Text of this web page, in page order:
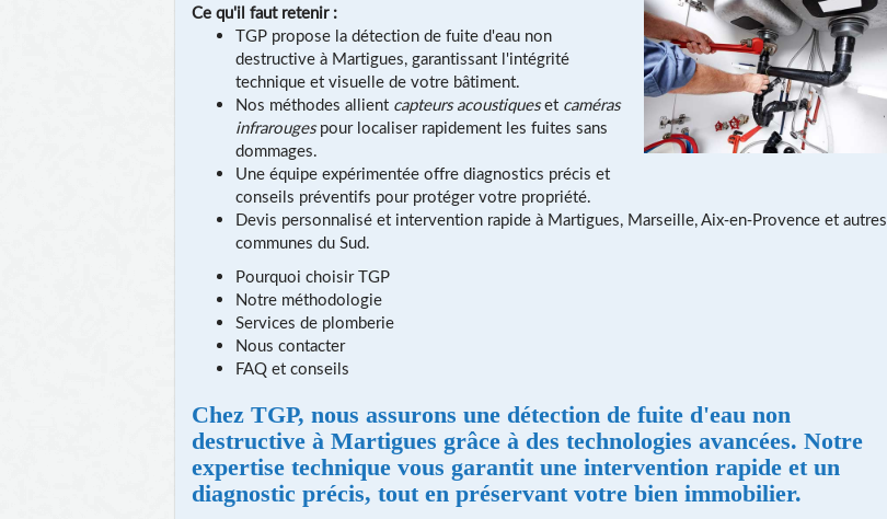
Ce qu'il faut retenir :
TGP propose la détection de fuite d'eau non
destructive à Martigues, garantissant l'intégrité
technique et visuelle de votre bâtiment.
Nos méthodes allient capteurs acoustiqueset caméras
infrarougespour localiser rapidement les fuites sans
dommages.
Une équipe expérimentée offre diagnostics précis et
conseils préventifs pour protéger votre propriété.
Devis personnalisé et intervention rapide à Martigues, Marseille, Aix-en-Provence et autres
communes du Sud.
Pourquoi choisir TGP
Notre méthodologie
Services de plomberie
Nous contacter
FAQ et conseils
Chez TGP, nous assurons une détection de fuite d'eau non
destructive à Martigues grâce à des technologies avancées. Notre
expertise technique vous garantit une intervention rapide et un
diagnostic précis, tout en préservant votre bien immobilier.